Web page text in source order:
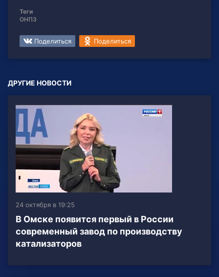
Теги
ОНПЗ
Поделиться Поделиться
ДРУГИЕ НОВОСТИ
24 октября в 19:25
В Омске появится первый в России
современный завод по производству
катализаторов